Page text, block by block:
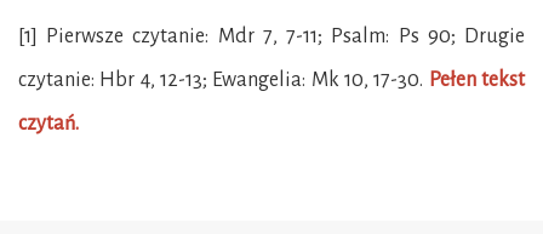
[1] Pierwsze czytanie: Mdr 7, 7-11; Psalm: Ps 90; Drugie
czytanie: Hbr 4, 12-13; Ewangelia: Mk 10, 17-30. Pełen tekst
czytań.